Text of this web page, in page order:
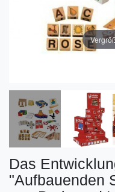
Das
"Aufbauenden